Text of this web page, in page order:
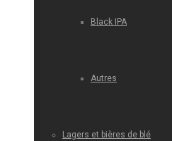
Black IPA
Autres
Lagers et bières de blé